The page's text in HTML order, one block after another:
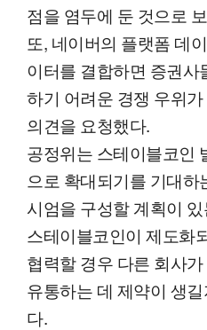
점을 염두에 둔 것으로
또, 네이버의 플랫폼 데
이터를 결합하면 증권
하기 어려운 경쟁 우위
의견을 요청했다.
공정위는 스테이블코인
으로 확대되기를 기대
시엄을 구성할 계획이
스테이블코인이 제도화
협력할 경우 다른 회사
유통하는 데 제약이 생
다.